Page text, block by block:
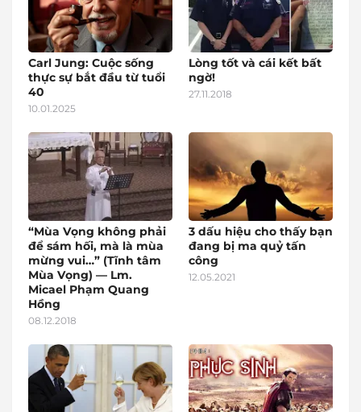
Carl Jung: Cuộc sống
thực sự bắt đầu từ tuổi
40
10.01.2025
Lòng tốt và cái kết bất
ngờ!
27.11.2018
“Mùa Vọng không phải
để sám hối, mà là mùa
mừng vui…” (Tĩnh tâm
Mùa Vọng) — Lm.
Micael Phạm Quang
Hồng
08.12.2018
3 dấu hiệu cho thấy bạn
đang bị ma quỷ tấn
công
12.05.2021